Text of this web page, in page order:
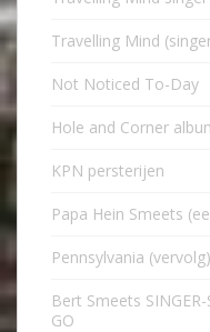
Travelling Mind
Not Noticed To-Day
Hole and Corner
KPN persterijen
Papa Hein Smeets
Pennsylvania (vervolg)
Bert Smeets
GO